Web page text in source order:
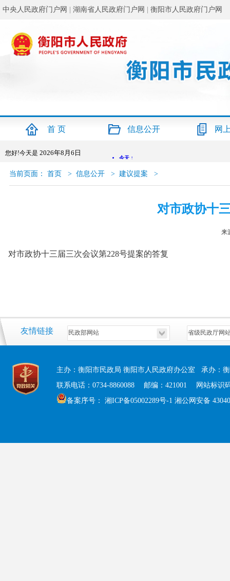
中央人民政府门户网 湖南省人民政府门户网 衡阳市人民政府门户网
首 页 信息公开 网
您好!今天是 2026年8月6日
当前页面： 首页 > 信息公开 > 建议提案 >
对市政协十
来
对市政协十三届三次会议第228号提案的答复
友情链接
主办：衡阳市民政局 衡阳市人民政府办公室 承办：
联系电话：0734-8860088 邮编：421001 网站标识
备案序号：
湘ICP备05002289号-1 湘公网安备